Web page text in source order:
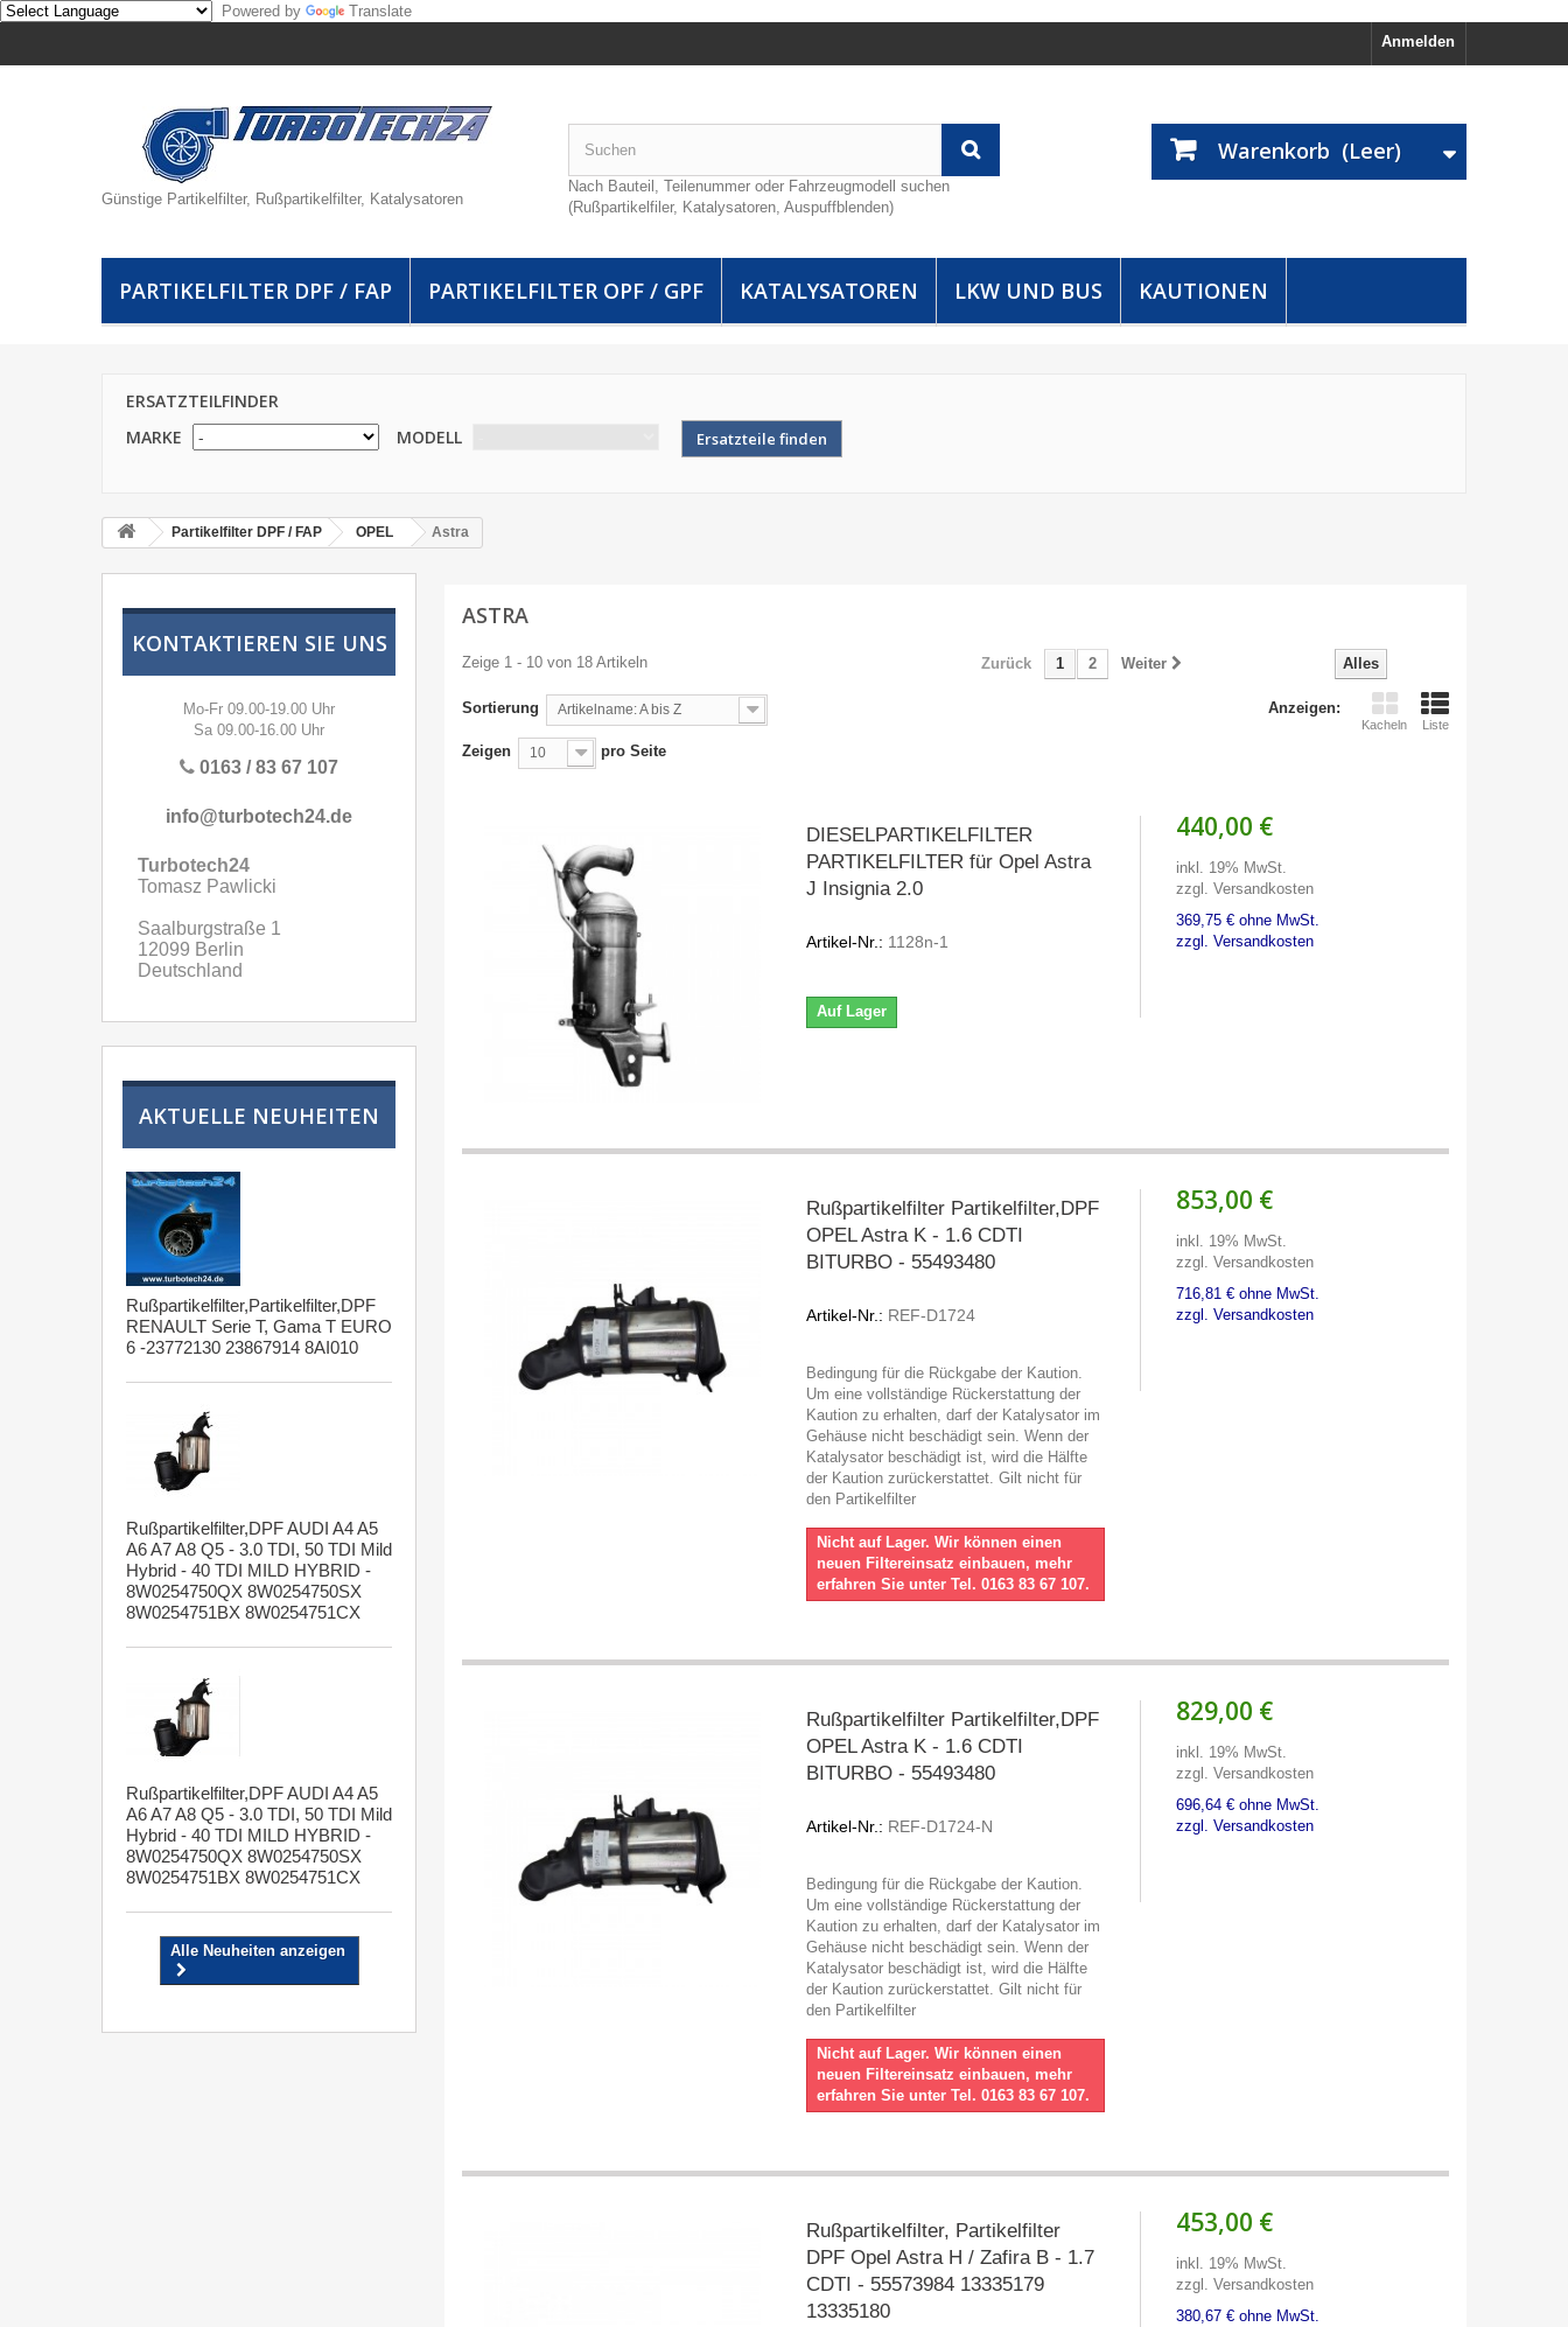
Powered by
Translate
Anmelden
Günstige Partikelfilter, Rußpartikelfilter, Katalysatoren
Nach Bauteil, Teilenummer oder Fahrzeugmodell suchen
(Rußpartikelfiler, Katalysatoren, Auspuffblenden)
Warenkorb (Leer)
PARTIKELFILTER DPF / FAP PARTIKELFILTER OPF / GPF KATALYSATOREN LKW UND BUS KAUTIONEN
ERSATZTEILFINDER
MARKE
MODELL
Partikelfilter DPF / FAP OPEL Astra
KONTAKTIEREN SIE UNS
Mo-Fr 09.00-19.00 Uhr
Sa 09.00-16.00 Uhr
0163 / 83 67 107
info@turbotech24.de
Turbotech24
Tomasz Pawlicki
Saalburgstraße 1
12099 Berlin
Deutschland
AKTUELLE NEUHEITEN
Rußpartikelfilter,Partikelfilter,DPF
RENAULT Serie T, Gama T EURO
6 -23772130 23867914 8AI010
Rußpartikelfilter,DPF AUDI A4 A5
A6 A7 A8 Q5 - 3.0 TDI, 50 TDI Mild
Hybrid - 40 TDI MILD HYBRID -
8W0254750QX 8W0254750SX
8W0254751BX 8W0254751CX
Rußpartikelfilter,DPF AUDI A4 A5
A6 A7 A8 Q5 - 3.0 TDI, 50 TDI Mild
Hybrid - 40 TDI MILD HYBRID -
8W0254750QX 8W0254750SX
8W0254751BX 8W0254751CX
Alle Neuheiten anzeigen
ASTRA
Zeige 1 - 10 von 18 Artikeln Alles
Zurück 1 2 Weiter
Anzeigen:
Kacheln Liste
Sortierung Artikelname: A bis Z
Zeigen 10 pro Seite
DIESELPARTIKELFILTER
PARTIKELFILTER für Opel Astra
J Insignia 2.0
Artikel-Nr.: 1128n-1
Auf Lager
440,00 €
inkl. 19% MwSt.
zzgl. Versandkosten
369,75 € ohne MwSt.
zzgl. Versandkosten
Rußpartikelfilter Partikelfilter,DPF
OPEL Astra K - 1.6 CDTI
BITURBO - 55493480
Artikel-Nr.: REF-D1724
Bedingung für die Rückgabe der Kaution.
Um eine vollständige Rückerstattung der
Kaution zu erhalten, darf der Katalysator im
Gehäuse nicht beschädigt sein. Wenn der
Katalysator beschädigt ist, wird die Hälfte
der Kaution zurückerstattet. Gilt nicht für
den Partikelfilter
Nicht auf Lager. Wir können einen
neuen Filtereinsatz einbauen, mehr
erfahren Sie unter Tel. 0163 83 67 107.
853,00 €
inkl. 19% MwSt.
zzgl. Versandkosten
716,81 € ohne MwSt.
zzgl. Versandkosten
Rußpartikelfilter Partikelfilter,DPF
OPEL Astra K - 1.6 CDTI
BITURBO - 55493480
Artikel-Nr.: REF-D1724-N
Bedingung für die Rückgabe der Kaution.
Um eine vollständige Rückerstattung der
Kaution zu erhalten, darf der Katalysator im
Gehäuse nicht beschädigt sein. Wenn der
Katalysator beschädigt ist, wird die Hälfte
der Kaution zurückerstattet. Gilt nicht für
den Partikelfilter
Nicht auf Lager. Wir können einen
neuen Filtereinsatz einbauen, mehr
erfahren Sie unter Tel. 0163 83 67 107.
829,00 €
inkl. 19% MwSt.
zzgl. Versandkosten
696,64 € ohne MwSt.
zzgl. Versandkosten
Rußpartikelfilter, Partikelfilter
DPF Opel Astra H / Zafira B - 1.7
CDTI - 55573984 13335179
13335180
453,00 €
inkl. 19% MwSt.
zzgl. Versandkosten
380,67 € ohne MwSt.